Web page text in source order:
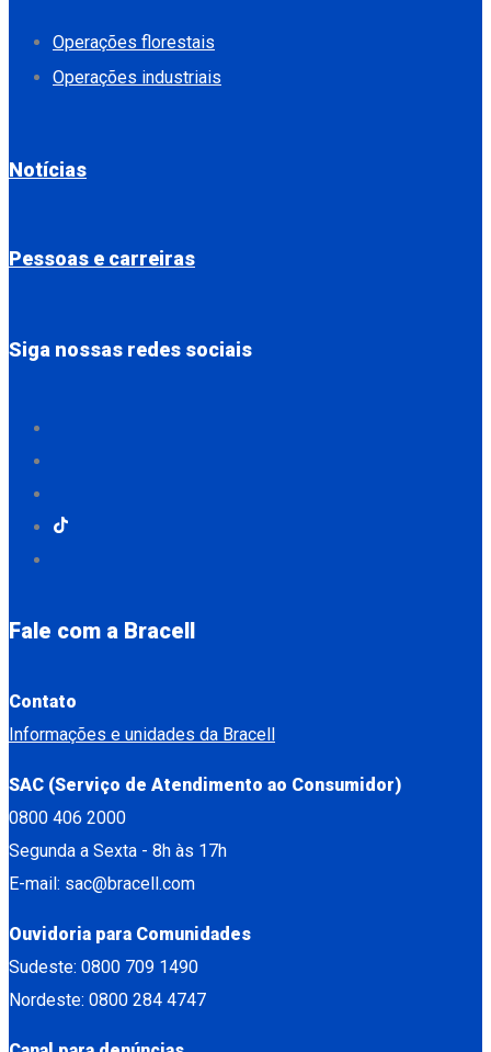
Operações florestais
Operações industriais
Notícias
Pessoas e carreiras
Siga nossas redes sociais
Fale com a Bracell
Contato
Informações e unidades da Bracell
SAC (Serviço de Atendimento ao Consumidor)
0800 406 2000
Segunda a Sexta - 8h às 17h
E-mail: sac@bracell.com
Ouvidoria para Comunidades
Sudeste: 0800 709 1490
Nordeste: 0800 284 4747